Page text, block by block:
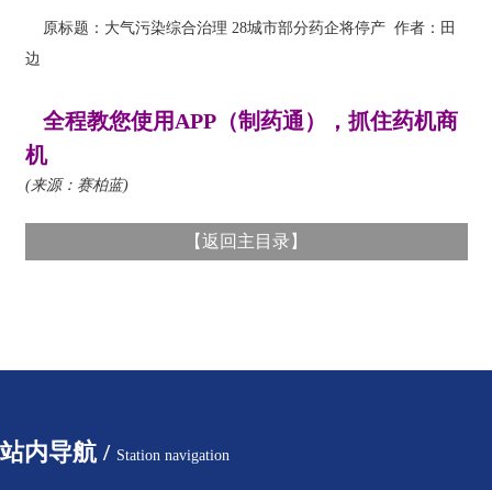
原标题：大气污染综合治理 28城市部分药企将停产 作者：田
边
全程教您使用APP（制药通），抓住药机商
机
(来源：赛柏蓝)
【返回主目录 】
站内导航 / Station navigation